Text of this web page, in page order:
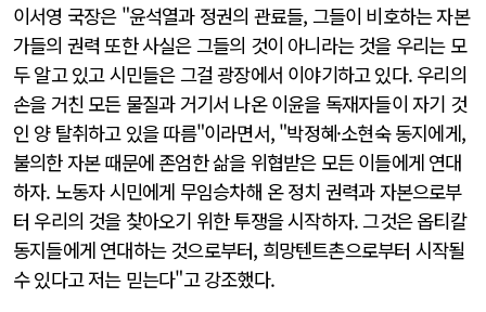
이서영 국장은 "윤석열과 정권의 관료들, 그들이 비호하는 자본
가들의 권력 또한 사실은 그들의 것이 아니라는 것을 우리는 모
두 알고 있고 시민들은 그걸 광장에서 이야기하고 있다. 우리의
손을 거친 모든 물질과 거기서 나온 이윤을 독재자들이 자기 것
인 양 탈취하고 있을 따름"이라면서, "박정혜·소현숙 동지에게,
불의한 자본 때문에 존엄한 삶을 위협받은 모든 이들에게 연대
하자. 노동자 시민에게 무임승차해 온 정치 권력과 자본으로부
터 우리의 것을 찾아오기 위한 투쟁을 시작하자. 그것은 옵티칼
동지들에게 연대하는 것으로부터, 희망텐트촌으로부터 시작될
수 있다고 저는 믿는다"고 강조했다.